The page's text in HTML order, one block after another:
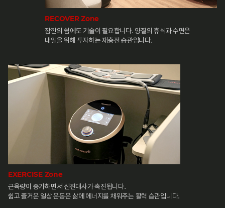
RECOVER Zone
잠깐의 쉼에도 기술이 필요합니다. 양질의 휴식과 수면은
내일을 위해 투자하는 재충전 습관입니다.
EXERCISE Zone
근육량이 증가하면서 신진대사가 촉진됩니다.
쉽고 즐거운 일상 운동은 삶에 에너지를 채워주는 활력 습관입니다.